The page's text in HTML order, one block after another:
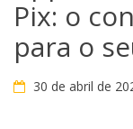
Pix: o
para o
30 de abril de